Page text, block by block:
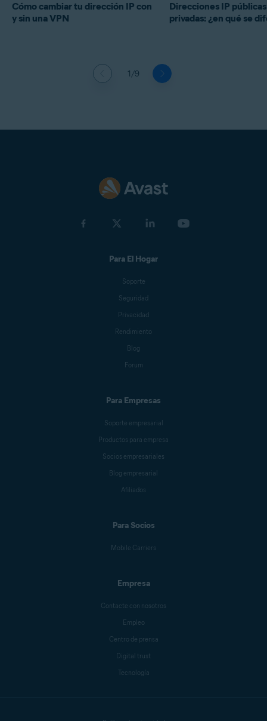
1/9
Cómo cambiar tu dirección IP con
y sin una VPN
Direcciones IP
privadas: ¿en qué se
Para El Hogar
Soporte
Seguridad
Privacidad
Rendimiento
Blog
Forum
Para Empresas
Soporte empresarial
Productos para empresa
Socios empresariales
Blog empresarial
Afiliados
Para Socios
Mobile Carriers
Empresa
Contacte con nosotros
Empleo
Centro de prensa
Digital trust
Tecnología